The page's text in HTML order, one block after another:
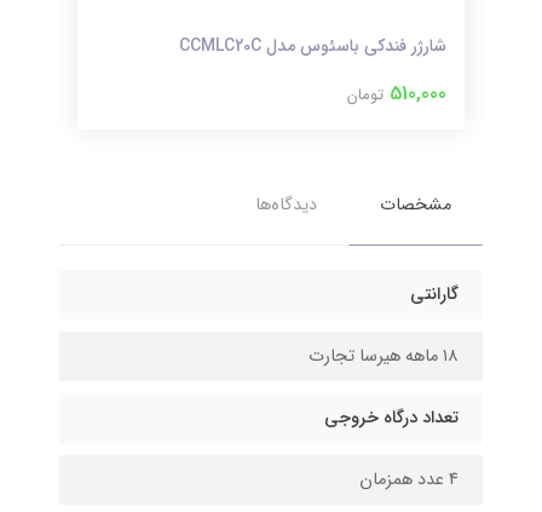
شارژر فندکی باسئوس مدل CCMLC20C
510,000 تومان
مشخصات دیدگاه‌ها
گارانتی
۱۸ ماهه هیرسا تجارت
تعداد درگاه خروجی
۴ عدد همزمان